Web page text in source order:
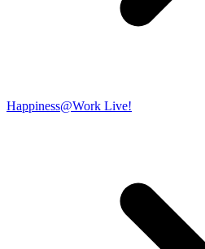
Happiness@Work Live!